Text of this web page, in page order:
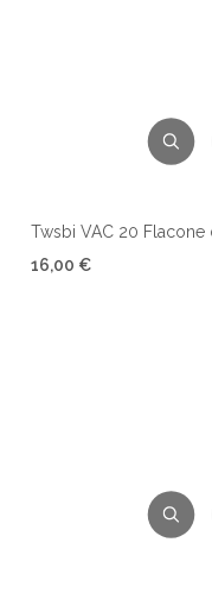
Twsbi VAC 20
16,00 €